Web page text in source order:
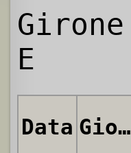
Girone
E
Data Giornata